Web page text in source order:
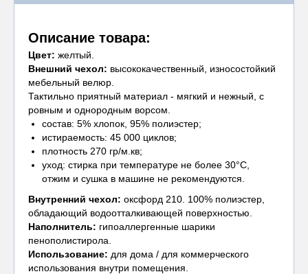
Описание товара:
Цвет: желтый.
Внешний чехол: высококачественный, износостойкий
мебельный велюр.
Тактильно приятный материал - мягкий и нежный, с
ровным и однородным ворсом.
состав: 5% хлопок, 95% полиэстер;
истираемость: 45 000 циклов;
плотность 270 гр/м.кв;
уход: стирка при температуре не более 30°С,
отжим и сушка в машине не рекомендуются.
Внутренний чехол: оксфорд 210. 100% полиэстер,
обладающий водоотталкивающей поверхностью.
Наполнитель: гипоаллергенные шарики
пенополистирола.
Использование: для дома / для коммерческого
использования внутри помещения.